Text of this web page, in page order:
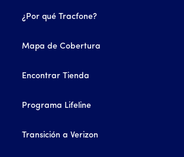
¿Por qué Tracfone?
Mapa de Cobertura
Encontrar Tienda
Programa Lifeline
Transición a Verizon